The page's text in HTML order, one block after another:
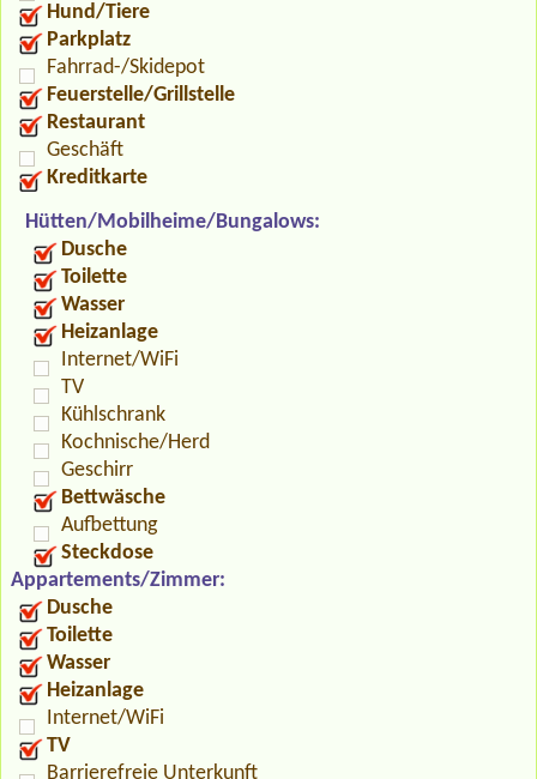
Hund/Tiere
Parkplatz
Fahrrad-/Skidepot
Feuerstelle/Grillstelle
Restaurant
Geschäft
Kreditkarte
Hütten/Mobilheime/Bungalows:
Dusche
Toilette
Wasser
Heizanlage
Internet/WiFi
TV
Kühlschrank
Kochnische/Herd
Geschirr
Bettwäsche
Aufbettung
Steckdose
Appartements/Zimmer:
Dusche
Toilette
Wasser
Heizanlage
Internet/WiFi
TV
Barrierefreie Unterkunft